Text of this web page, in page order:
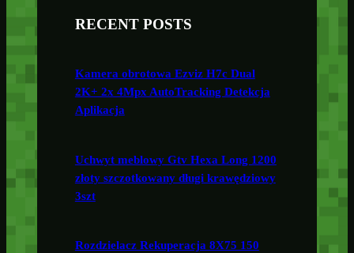
RECENT POSTS
Kamera obrotowa Ezviz H7c Dual
2K+ 2x 4Mpx AutoTracking Detekcja
Aplikacja
Uchwyt meblowy Gtv Hexa Long 1200
złoty szczotkowany długi krawędziowy
3szt
Rozdzielacz Rekuperacja 8X75 150